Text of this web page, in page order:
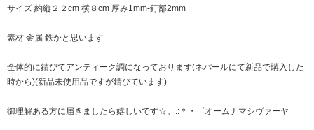
サイズ 約縦２２cm 横８cm 厚み1mm-釘部2mm
素材 金属 鉄かと思います
全体的に錆びてアンティーク調になっております(ネパールにて新品で購入した
時から)(新品未使用品ですが錆びています)
御理解ある方に届きましたら嬉しいです☆。.:＊・゜オームナマシヴァーヤ